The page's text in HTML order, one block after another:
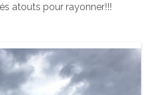
atouts pour rayonner!!!